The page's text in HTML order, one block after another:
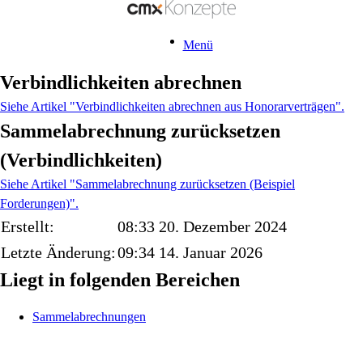
Menü
Verbindlichkeiten abrechnen
Siehe Artikel "Verbindlichkeiten abrechnen aus Honorarverträgen".
Sammelabrechnung zurücksetzen
(Verbindlichkeiten)
Siehe Artikel "Sammelabrechnung zurücksetzen (Beispiel
Forderungen)".
Erstellt:
08:33 20. Dezember 2024
Letzte Änderung:09:34 14. Januar 2026
Liegt in folgenden Bereichen
Sammelabrechnungen